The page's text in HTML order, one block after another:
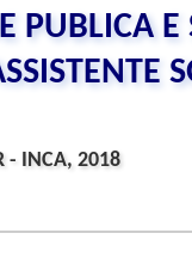
PUBLICA E
- INCA, 2018